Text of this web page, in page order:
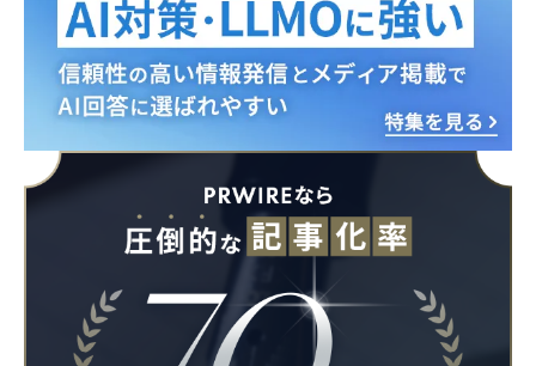
Japanese